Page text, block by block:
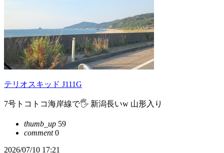
テリオスキッド J111G
7号トコトコ海岸線で🖐️ 新潟長いw 山形入り
thumb_up 59
comment0
2026/07/10 17:21